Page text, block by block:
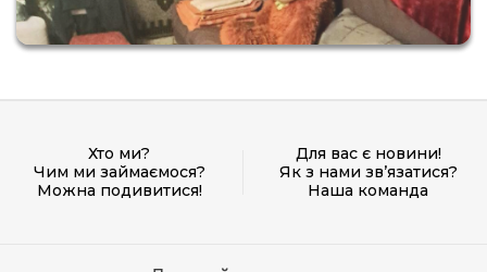
Хто ми?
Чим ми займаємося?
Можна подивитися!
Для вас є новини!
Як з нами зв’язатися?
Наша команда